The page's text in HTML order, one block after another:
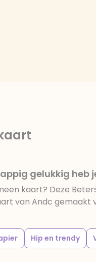
gelukkig heb
kaart? Deze
van Andc gemaakt
Hip en trendy